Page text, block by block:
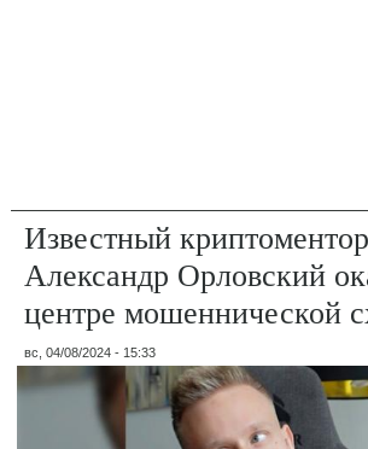
Известный криптоментор
Александр Орловский
центре мошеннической
вс, 04/08/2024 - 15:33